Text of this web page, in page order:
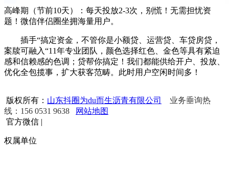
高峰期（节前10天）：每天投放2-3次，别慌！无需担忧资
题！微信伴侣圈坐拥海量用户。
插手“搞定资金，不管你是小额贷、运营贷、车贷房贷，
案牍可融入“11年专业团队，颜色选择红色、金色等具有紧迫
感和信赖感的色调；贷帮你搞定！我们都能供给开户、投放、
优化全包揽事，扩大获客范畴。此时用户空闲时间多！
版权所有： 山东抖圈为du而生沥青有限公司
业务垂询热
线：156 0531 9638
网站地图
官方微信 |
权属单位